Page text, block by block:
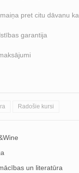
pret citu dāvanu
garantija
Radošie kursi
un literatūra